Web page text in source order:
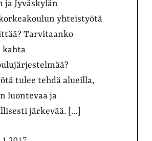
ja Jyväskylän
yhteistyötä
Tarvitaanko
kahta
tulee tehdä alueilla,
luontevaa ja
järkevää. […]